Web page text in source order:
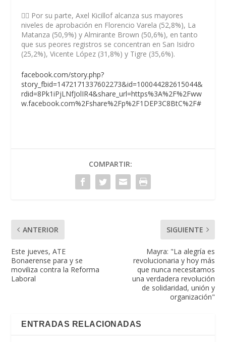
👉🏻 Por su parte, Axel Kicillof alcanza sus mayores
niveles de aprobación en Florencio Varela (52,8%), La
Matanza (50,9%) y Almirante Brown (50,6%), en tanto
que sus peores registros se concentran en San Isidro
(25,2%), Vicente López (31,8%) y Tigre (35,6%).
facebook.com/story.php?
story_fbid=1472171337602273&id=100044282615044&
rdid=8Pk1iPjLNfJolIR4&share_url=https%3A%2F%2Fww
w.facebook.com%2Fshare%2Fp%2F1DEP3C8BtC%2F#
COMPARTIR:
ANTERIOR
Este jueves, ATE
Bonaerense para y se
moviliza contra la Reforma
Laboral
SIGUIENTE
Mayra: "La alegría es
revolucionaria y hoy más
que nunca necesitamos
una verdadera revolución
de solidaridad, unión y
organización"
ENTRADAS RELACIONADAS